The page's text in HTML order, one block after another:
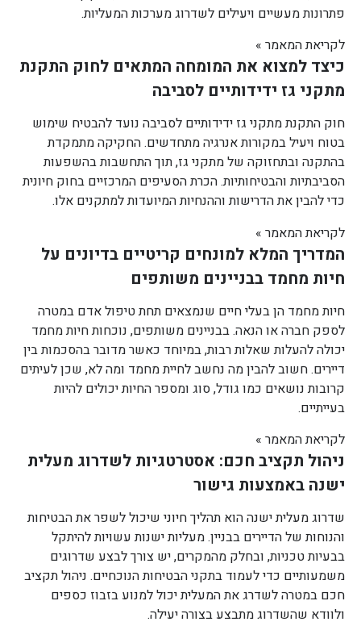
פתרונות מעשיים ויעילים לשדרוג מערכות המעליות.
לקריאת המאמר »
כיצד למצוא את המומחה המתאים לחוק התקנת
מתקני גז ידידותיים לסביבה
חוק התקנת מתקני גז ידידותיים לסביבה נועד להבטיח שימוש
בטוח ויעיל במקורות אנרגיה מתחדשים. החקיקה מתמקדת
בהתקנה ובתחזוקה של מתקני גז, תוך התחשבות בהשפעות
הסביבתיות והבטיחותיות. הכרת הסעיפים המרכזיים בחוק חיונית
כדי להבין את הדרישות וההנחיות המיועדות למתקנים אלו.
לקריאת המאמר »
המדריך המלא למונחים קריטיים בדיונים על
חיות מחמד בבניינים משותפים
חיות מחמד הן בעלי חיים שנמצאים תחת טיפול אדם במטרה
לספק חברה או הנאה. בבניינים משותפים, נוכחות חיות מחמד
יכולה להעלות שאלות רבות, במיוחד כאשר מדובר בהסכמות בין
דיירים. חשוב להבין מה נחשב לחיית מחמד ומה לא, שכן לעיתים
קרובות נושאים כמו גודל, סוג ומספר החיות יכולים להיות
בעייתיים.
לקריאת המאמר »
ניהול תקציב חכם: אסטרטגיות לשדרוג מעלית
ישנה באמצעות גישור
שדרוג מעלית ישנה הוא תהליך חיוני שיכול לשפר את הבטיחות
והנוחות של הדיירים בבניין. מעליות ישנות עשויות להיתקל
בבעיות טכניות, ובחלק מהמקרים, יש צורך לבצע שדרוגים
משמעותיים כדי לעמוד בתקני הבטיחות הנוכחיים. ניהול תקציב
חכם במטרה לשדרג את המעלית יכול למנוע בזבוז כספים
ולוודא שהשדרוג מתבצע בצורה יעילה.